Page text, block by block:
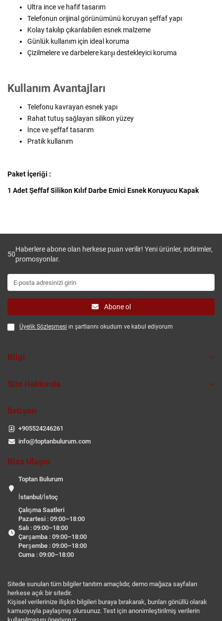
Ultra ince ve hafif tasarım
Telefonun orijinal görünümünü koruyan şeffaf yapı
Kolay takılıp çıkarılabilen esnek malzeme
Günlük kullanım için ideal koruma
Çizilmelere ve darbelere karşı destekleyici koruma
Kullanım Avantajları
Telefonu kavrayan esnek yapı
Rahat tutuş sağlayan silikon yüzey
İnce ve şeffaf tasarım
Pratik kullanım
Paket İçeriği :
1 Adet Şeffaf Silikon Kılıf Darbe Emici Esnek Koruyucu Kapak
50
Haberlere abone olan herkese puan verilir! Yeni ürünler, indirimler,
promosyonlar.
Abone ol
Üyelik Sözleşmesi ın şartlarını okudum ve kabul ediyorum
Bilgi
Site Hakkında
İletişim
+905524246261
info@toptanbulurum.com
Bize Ulaşın
Toptan Bulurum
İstanbul/İstoç
Çalışma Saatleri
Pazartesi : 09:00–18:00
Salı : 09:00–18:00
Çarşamba : 09:00–18:00
Perşembe : 09:00–18:00
Cuma : 09:00–18:00
Sitede sunulan tüm bilgiler tanıtım amaçlıdır, demo mağaza sayfaları
herkese açık bir sitedir.
Kişisel verilerinize ilişkin bilgileri buraya bırakarak, bunları gönüllü olarak
kamuoyuyla paylaşmış olursunuz. Test için anonimleştirilmiş verilerin